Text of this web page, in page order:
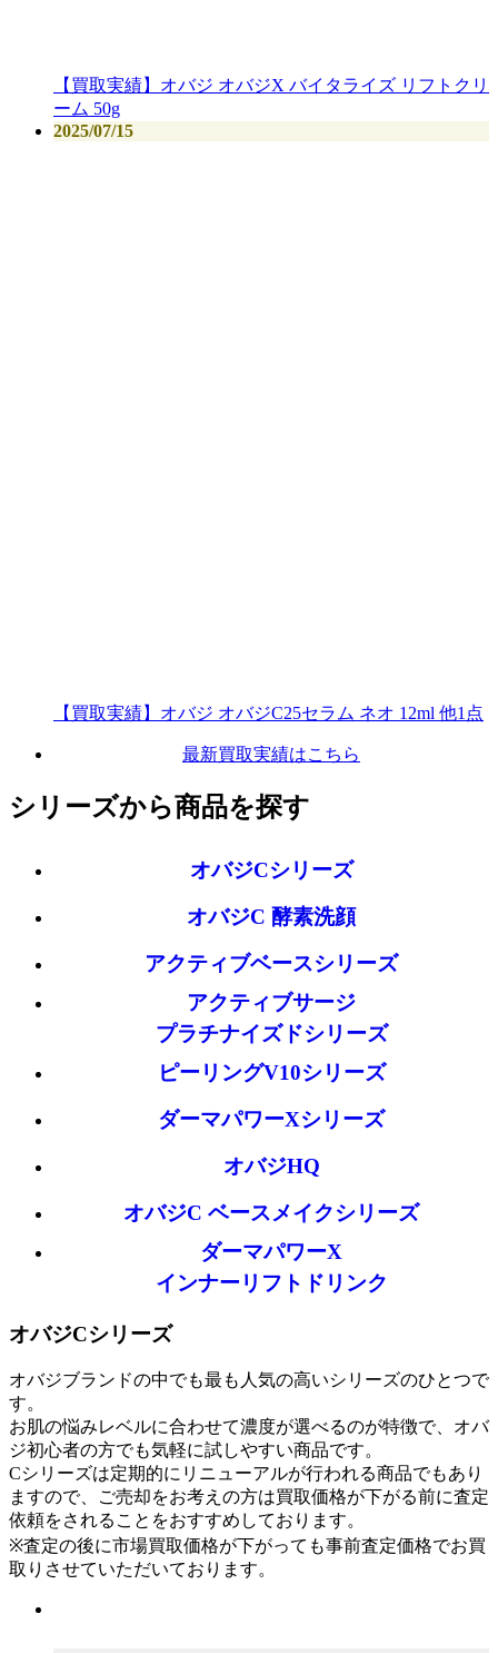
【買取実績】オバジ オバジX バイタライズ リフトクリ
ーム 50g
2025/07/15
【買取実績】オバジ オバジC25セラム ネオ 12ml 他1点
最新買取実績はこちら
シリーズから商品を探す
オバジCシリーズ
オバジC 酵素洗顔
アクティブベースシリーズ
アクティブサージ
プラチナイズドシリーズ
ピーリングV10シリーズ
ダーマパワーXシリーズ
オバジHQ
オバジC ベースメイクシリーズ
ダーマパワーX
インナーリフトドリンク
オバジCシリーズ
オバジブランドの中でも最も人気の高いシリーズのひとつで
す。
お肌の悩みレベルに合わせて濃度が選べるのが特徴で、オバ
ジ初心者の方でも気軽に試しやすい商品です。
Cシリーズは定期的にリニューアルが行われる商品でもあり
ますので、ご売却をお考えの方は買取価格が下がる前に査定
依頼をされることをおすすめしております。
※査定の後に市場買取価格が下がっても事前査定価格でお買
取りさせていただいております。